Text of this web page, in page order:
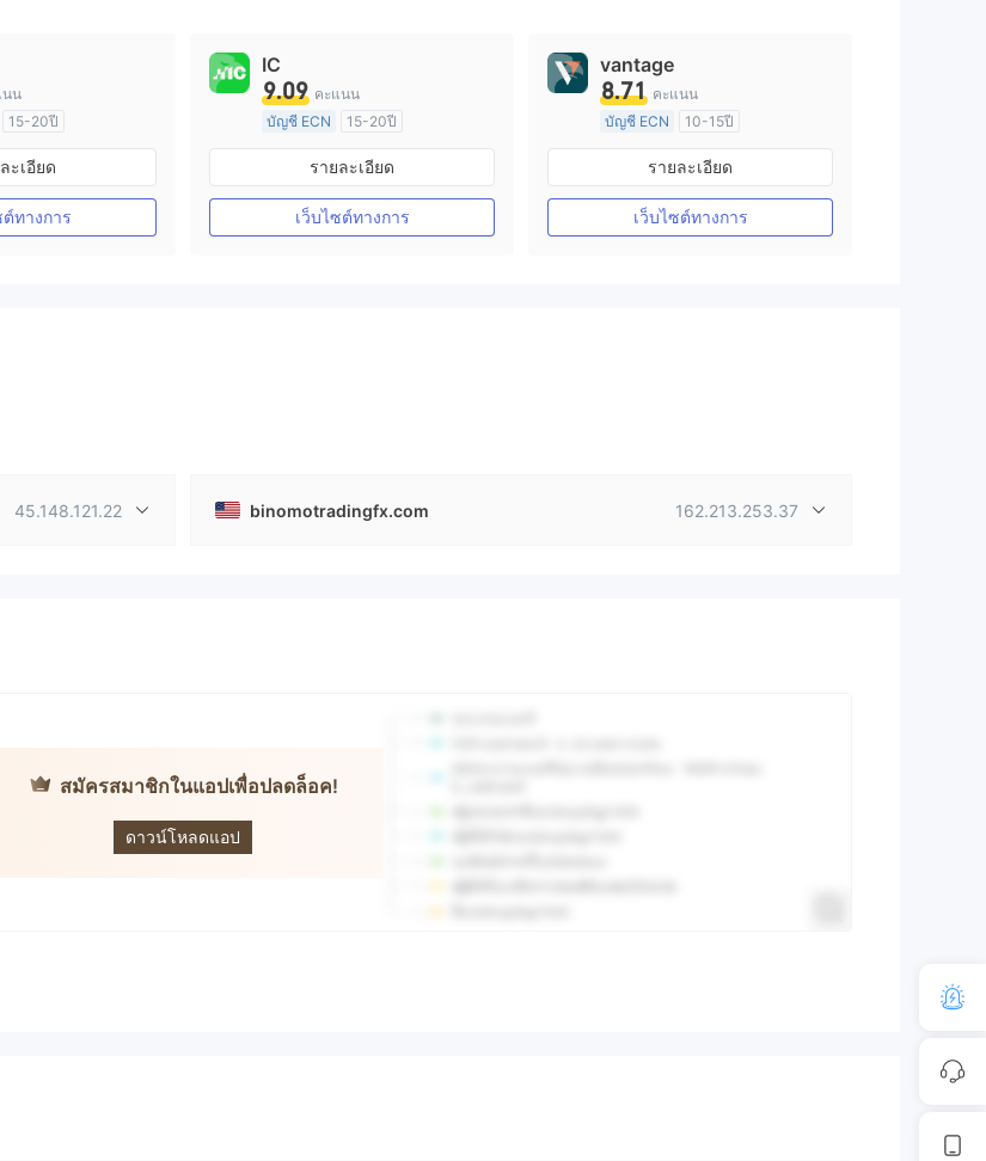
นน
15-20ปี
ออสเตรเลีย
แบบเต็ม
ะเอียด
ต์ทางการ
IC
9.09 คะแนน
บัญชี ECN
15-20ปี
การกำกับดูแล ออสเตรเลีย
ใบอนุญาต MT4 แบบเต็ม
รายละเอียด
เว็บไซต์ทางการ
vantage
8.71 คะแนน
บัญชี ECN
10-15ปี
การกำกับดูแล ออสเตรเลีย
ใบอนุญาต MT4 แบบเต็ม
รายละเอียด
เว็บไซต์ทางการ
45.148.121.22 binomotradingfx.com 162.213.253.37
สมัครสมาชิกในแอปเพื่อปลดล็อค!
ดาวน์โหลดแอป